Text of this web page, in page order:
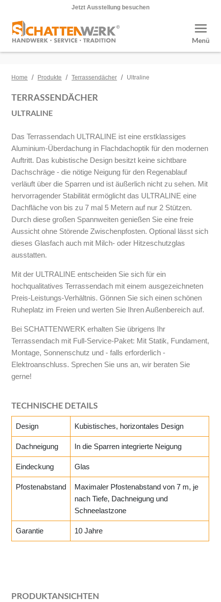
Jetzt Ausstellung besuchen
Menü
Home / Produkte / Terrassendächer / Ultraline
TERRASSENDÄCHER
ULTRALINE
Das Terrassendach ULTRALINE ist eine erstklassiges
Aluminium-Überdachung in Flachdachoptik für den modernen
Auftritt. Das kubistische Design besitzt keine sichtbare
Dachschräge - die nötige Neigung für den Regenablauf
verläuft über die Sparren und ist äußerlich nicht zu sehen. Mit
hervorragender Stabilität ermöglicht das ULTRALINE eine
Dachfläche von bis zu 7 mal 5 Metern auf nur 2 Stützen.
Durch diese großen Spannweiten genießen Sie eine freie
Aussicht ohne Störende Zwischenpfosten. Optional lässt sich
dieses Glasfach auch mit Milch- oder Hitzeschutzglas
ausstatten.
Mit der ULTRALINE entscheiden Sie sich für ein
hochqualitatives Terrassendach mit einem ausgezeichneten
Preis-Leistungs-Verhältnis. Gönnen Sie sich einen schönen
Ruheplatz im Freien und werten Sie Ihren Außenbereich auf.
Bei SCHATTENWERK erhalten Sie übrigens Ihr
Terrassendach mit Full-Service-Paket: Mit Statik, Fundament,
Montage, Sonnenschutz und - falls erforderlich -
Elektroanschluss. Sprechen Sie uns an, wir beraten Sie
gerne!
TECHNISCHE DETAILS
Design Kubistisches, horizontales Design
Dachneigung In die Sparren integrierte Neigung
Eindeckung Glas
Pfostenabstand
Maximaler Pfostenabstand von 7 m, je
nach Tiefe, Dachneigung und
Schneelastzone
Garantie 10 Jahre
PRODUKTANSICHTEN